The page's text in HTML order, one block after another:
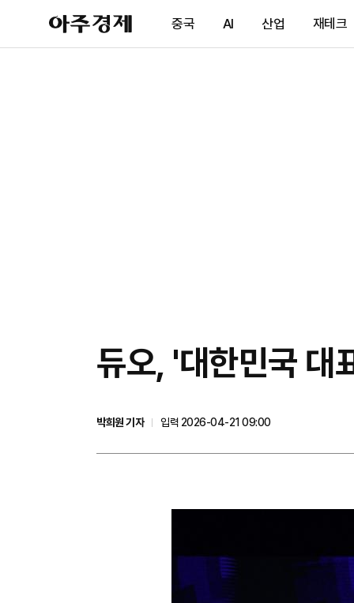
아
주
제
중국 AI 산업 재테크
듀오, '대한민국 대
박희원 기자
입력 2026-04-21 09:00